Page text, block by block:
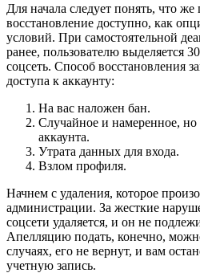
Для начала следует понять, что
восстановление доступно, как
условий. При самостоятельной
ранее, пользователю выделяется
соцсеть. Способ восстановления
доступа к аккаунту:
На вас наложен бан.
Случайное и намеренное, но
аккаунта.
Утрата данных для входа.
Взлом профиля.
Начнем с удаления, которое
администрации. За жесткие
соцсети удаляется, и он не
Апелляцию подать, конечно,
случаях, его не вернут, и вам
учетную запись.